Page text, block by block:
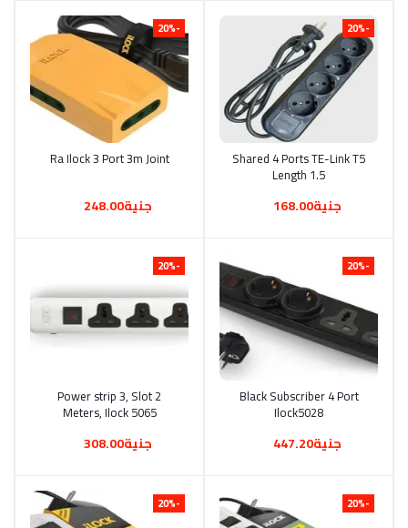
-20%
أضف إلى السلة
Shared 4 Ports TE-Link T5
Length 1.5
جنية168.00
-20%
أضف إلى السلة
Ra Ilock 3 Port 3m Joint
جنية248.00
-20%
أضف إلى السلة
Black Subscriber 4 Port
Ilock5028
جنية447.20
-20%
أضف إلى السلة
Power strip 3, Slot 2
Meters, Ilock 5065
جنية308.00
-20%
-20%